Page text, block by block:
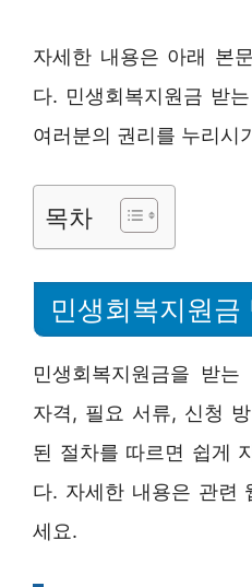
자세한 내용은 아래 본
다. 민생회복지원금 받
여러분의 권리를 누리시
목차
민생회복지원금
민생회복지원금을 받
자격, 필요 서류, 신청
된 절차를 따르면 쉽게
다. 자세한 내용은 관련
세요.